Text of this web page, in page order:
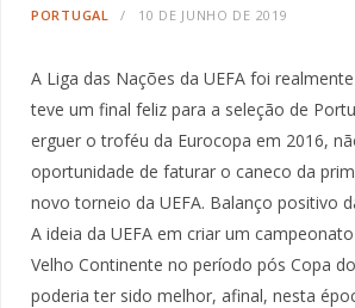
PORTUGAL 10 DE JUNHO DE 2019
A Liga das Nações da UEFA foi
teve um final feliz para a seleção de
erguer o troféu da Eurocopa em 2016,
oportunidade de faturar o caneco da
novo torneio da UEFA. Balanço positivo
A ideia da UEFA em criar um
Velho Continente no período pós Copa
poderia ter sido melhor, afinal, nesta